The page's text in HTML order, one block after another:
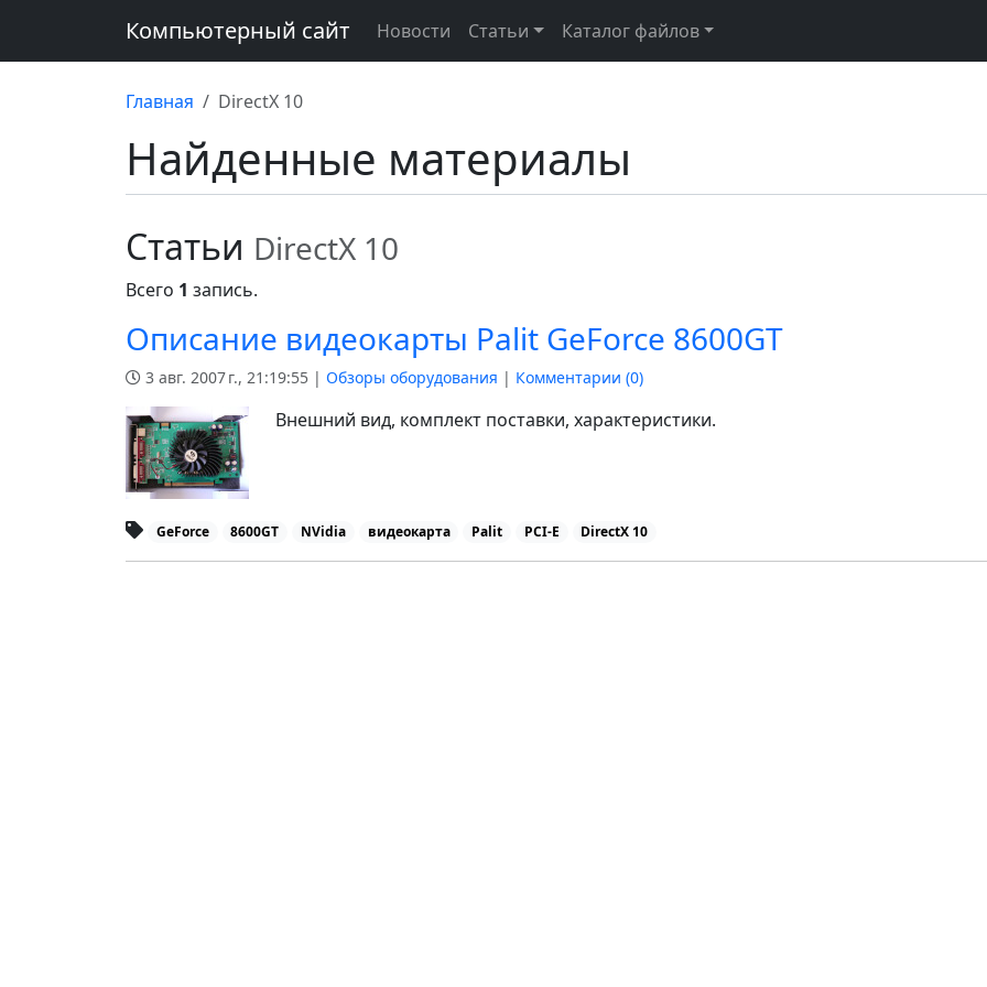
Компьютерный сайт Новости Статьи Каталог файлов
Главная DirectX 10
Найденные материалы
Статьи DirectX 10
Всего 1 запись.
Описание видеокарты Palit GeForce 8600GT
3 авг. 2007 г., 21:19:55 | Обзоры оборудования | Комментарии (0)
Внешний вид, комплект поставки, характеристики.
GeForce 8600GT NVidia видеокарта Palit PCI-E DirectX 10